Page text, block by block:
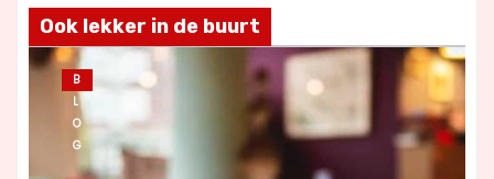
Ook lekker in de buurt
B
L
O
G